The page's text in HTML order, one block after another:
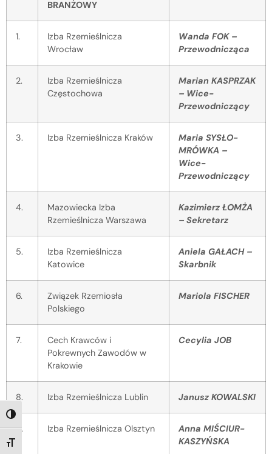
TOGGLE HIGH CONTRAST
TOGGLE FONT SIZE
BRANŻOWY
1.
Izba Rzemieślnicza
Wrocław
Wanda FOK –
Przewodnicząca
2.
Izba Rzemieślnicza
Częstochowa
Marian KASPRZAK
– Wice-
Przewodniczący
3. Izba Rzemieślnicza Kraków
Maria SYSŁO-
MRÓWKA –
Wice-
Przewodniczący
4.
Mazowiecka Izba
Rzemieślnicza Warszawa
Kazimierz ŁOMŻA
– Sekretarz
5.
Izba Rzemieślnicza
Katowice
Aniela GAŁACH –
Skarbnik
6.
Związek Rzemiosła
Polskiego
Mariola FISCHER
7.
Cech Krawców i
Pokrewnych Zawodów w
Krakowie
Cecylia JOB
8. Izba Rzemieślnicza Lublin Janusz KOWALSKI
9. Izba Rzemieślnicza Olsztyn
Anna MIŚCIUR-
KASZYŃSKA